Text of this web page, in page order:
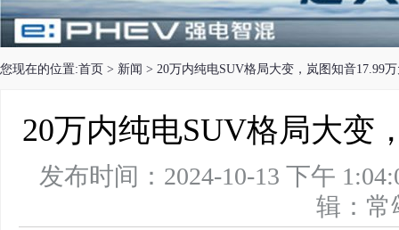
您现在的位置:首页 > 新闻 > 20万内纯电SUV格局大变，岚图知音17.99
20万内纯电SUV格局大变
发布时间：2024-10-13 下午
辑：